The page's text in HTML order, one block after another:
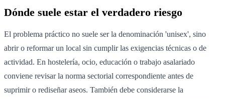
Dónde suele estar el verdadero riesgo
El problema práctico no suele ser la denominación 'unisex', sino
abrir o reformar un local sin cumplir las exigencias técnicas o de
actividad. En hostelería, ocio, educación o trabajo asalariado
conviene revisar la norma sectorial correspondiente antes de
suprimir o rediseñar aseos. También debe considerarse la